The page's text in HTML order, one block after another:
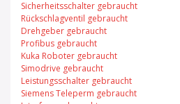
Sicherheitsschalter gebraucht
Rückschlagventil gebraucht
Drehgeber gebraucht
Profibus gebraucht
Kuka Roboter gebraucht
Simodrive gebraucht
Leistungsschalter gebraucht
Siemens Teleperm gebraucht